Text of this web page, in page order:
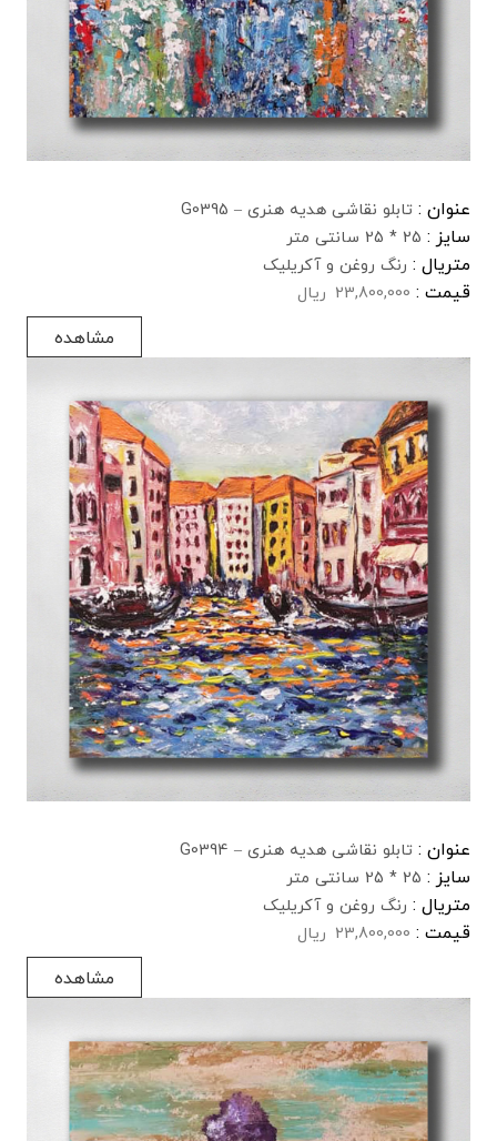
عنوان : تابلو نقاشی هدیه هنری – G0395
سایز : 25 * 25 سانتی متر
متریال : رنگ روغن و آکریلیک
قیمت : 23,800,000 ریال
مشاهده
عنوان : تابلو نقاشی هدیه هنری – G0394
سایز : 25 * 25 سانتی متر
متریال : رنگ روغن و آکریلیک
قیمت : 23,800,000 ریال
مشاهده